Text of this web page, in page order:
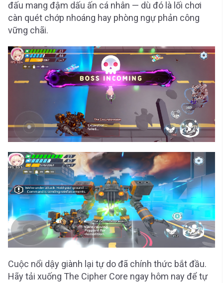
đấu mang đậm dấu ấn cá nhân — dù đó là lối chơi
càn quét chớp nhoáng hay phòng ngự phản công
vững chãi.
Cuộc nổi dậy giành lại tự do đã chính thức bắt đầu.
Hãy tải xuống The Cipher Core ngay hôm nay để tự